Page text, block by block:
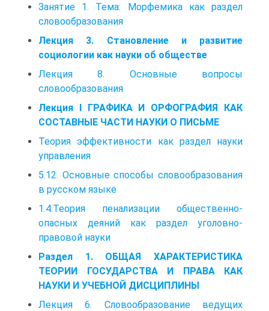
Занятие 1. Тема: Морфемика как раздел
словообразования
Лекция 3. Становление и развитие
социологии как науки об обществе
Лекция 8. Основные вопросы
словообразования
Лекция I ГРАФИКА И ОРФОГРАФИЯ КАК
СОСТАВНЫЕ ЧАСТИ НАУКИ О ПИСЬМЕ
Теория эффективности как раздел науки
управления
5.12. Основные способы словообразования
в русском языке
1.4.Теория пенализации общественно-
опасных деяний как раздел уголовно-
правовой науки
Раздел 1. ОБЩАЯ ХАРАКТЕРИСТИКА
ТЕОРИИ ГОСУДАРСТВА И ПРАВА КАК
НАУКИ И УЧЕБНОЙ ДИСЦИПЛИНЫ
Лекция 6. Словообразование ведущих